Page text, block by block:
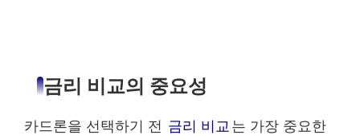
금리 비교의 중요성
카드론을 선택하기 전 금리 비교 는 가장 중요한